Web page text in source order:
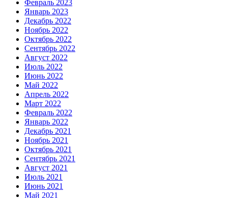
Февраль 2023
Январь 2023
Декабрь 2022
Ноябрь 2022
Октябрь 2022
Сентябрь 2022
Август 2022
Июль 2022
Июнь 2022
Май 2022
Апрель 2022
Март 2022
Февраль 2022
Январь 2022
Декабрь 2021
Ноябрь 2021
Октябрь 2021
Сентябрь 2021
Август 2021
Июль 2021
Июнь 2021
Май 2021